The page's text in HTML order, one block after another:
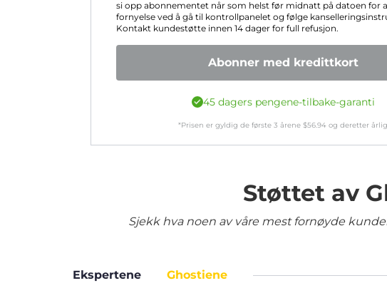
si opp abonnementet når som helst før midnatt på datoen for
fornyelse ved å gå til kontrollpanelet og følge
Kontakt kundestøtte innen 14 dager for full refusjon.
Abonner med kredittkort
45 dagers pengene-tilbake-garanti
*Prisen er gyldig de første 3 årene $56.94 og deretter årlig
Støttet av
Sjekk hva noen av våre mest fornøyde
Ekspertene Ghostiene